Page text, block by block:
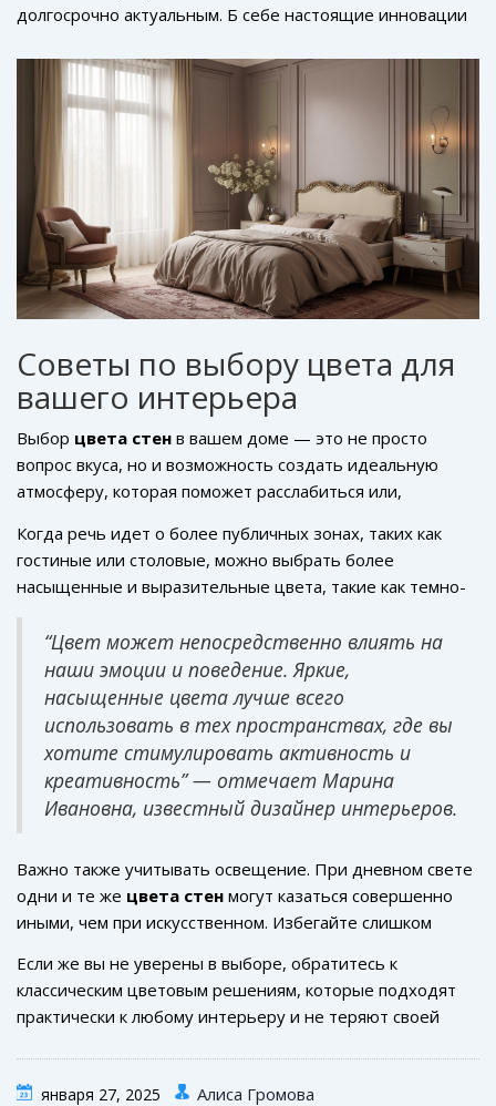
долгосрочно актуальным. Б себе настоящие инновации
явлениями, такими как полярное сияние, дизайнеры
ищут новые способы передачи впечатлений от этих
феноменов с помощью
. Эти
подходы позволяют глубже прочувствовать
пространство и увидеть все его грани.
Советы по выбору цвета для
вашего интерьера
Выбор цвета стен в вашем доме — это не просто
вопрос вкуса, но и возможность создать идеальную
атмосферу, которая поможет расслабиться или,
приступить к выбору, подумайте о функциях комнаты.
Например, для спальни подходят более мягкие и
успокаивающие оттенки, такие как пастельные голубые
и зелёные тона. Исследования показывают, что такие
цвета способствуют расслаблению и лучшему сну.
Когда речь идет о более публичных зонах, таких как
гостиные или столовые, можно выбрать более
насыщенные и выразительные цвета, такие как темно-
синий или изумрудный. Эти
подчеркнуть стиль и сделать ваш интерьер роскошным.
Не бойтесь экспериментировать с дополнительными
цветами в качестве акцентов: подушки, шторы и
картины могут добавить глубину и динамичность.
Наживые акценты, такие как горчичный или ярко-
красный, часто используются для создания
драматического эффекта.
“Цвет может непосредственно влиять на
наши эмоции и поведение. Яркие,
насыщенные цвета лучше всего
использовать в тех пространствах, где вы
хотите стимулировать активность и
креативность” — отмечает Марина
Ивановна, известный дизайнер интерьеров.
Важно также учитывать освещение. При дневном свете
одни и те же цвета стен могут казаться совершенно
иными, чем при искусственном. Избегайте слишком
как они могут создать ощущение замкнутости. Белый и
светлые оттенки, наоборот, расширяют пространство и
делают его светлее. Важно также заранее
протестировать выбранный цвет на небольшой
площади, чтобы увидеть, как он выглядит при разном
Если же вы не уверены в выборе, обратитесь к
классическим цветовым решениям, которые подходят
практически к любому интерьеру и не теряют своей
Делая выбор в пользу спокойных и нейтральных тонов,
января 27, 2025 Алиса Громова